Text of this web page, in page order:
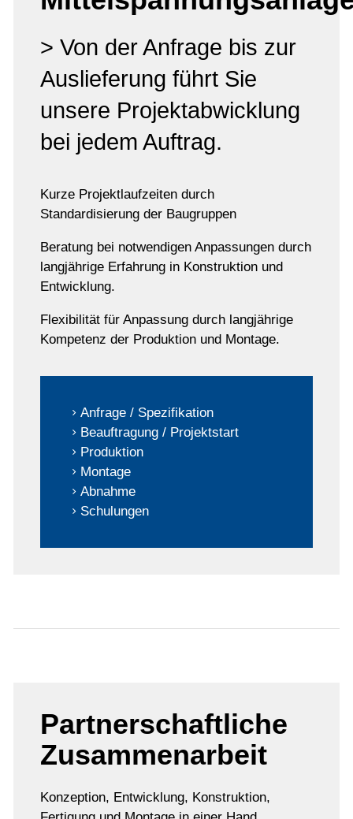
> Von der Anfrage bis zur
Auslieferung führt Sie
unsere Projektabwicklung
bei jedem Auftrag.
Kurze Projektlaufzeiten durch
Standardisierung der Baugruppen
Beratung bei notwendigen Anpassungen durch
langjährige Erfahrung in Konstruktion und
Entwicklung.
Flexibilität für Anpassung durch langjährige
Kompetenz der Produktion und Montage.
Anfrage / Spezifikation
Beauftragung / Projektstart
Produktion
Montage
Abnahme
Schulungen
Partnerschaftliche
Zusammenarbeit
Konzeption, Entwicklung, Konstruktion,